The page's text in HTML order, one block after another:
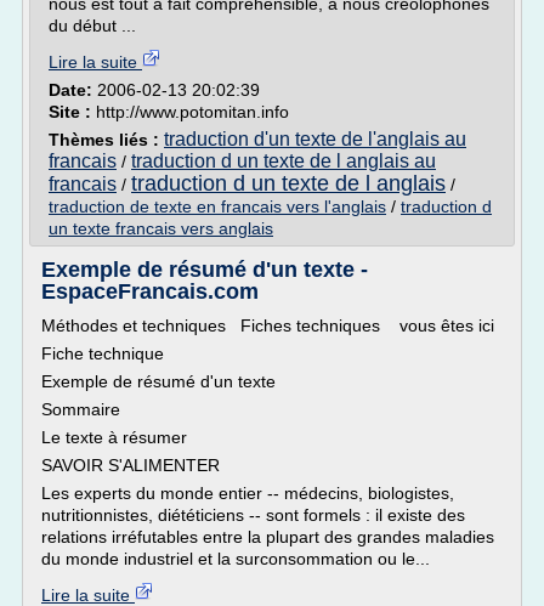
du début ...
Lire la suite
Date: 2006-02-13 20:02:39
Site : http://www.potomitan.info
Thèmes liés : traduction d'un texte de l'anglais au
francais / traduction d un texte de l anglais au
francais / traduction d un texte de l anglais /
traduction de texte en francais vers l'anglais / traduction d
un texte francais vers anglais
Exemple de résumé d'un texte -
EspaceFrancais.com
Méthodes et techniques Fiches techniques vous êtes ici
Fiche technique
Exemple de résumé d'un texte
Sommaire
Le texte à résumer
SAVOIR S'ALIMENTER
Les experts du monde entier -- médecins, biologistes,
nutritionnistes, diététiciens -- sont formels : il existe des
relations irréfutables entre la plupart des grandes maladies
du monde industriel et la surconsommation ou le...
Lire la suite